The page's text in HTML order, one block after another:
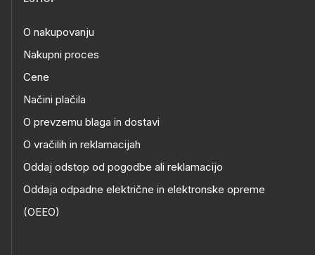
O nakupovanju
Nakupni proces
Cene
Načini plačila
O prevzemu blaga in dostavi
O vračilih in reklamacijah
Oddaj odstop od pogodbe ali reklamacijo
Oddaja odpadne električne in elektronske opreme
(OEEO)